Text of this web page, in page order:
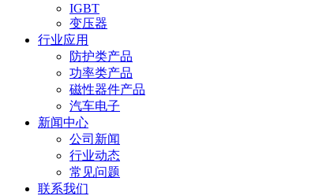
IGBT
变压器
行业应用
防护类产品
功率类产品
磁性器件产品
汽车电子
新闻中心
公司新闻
行业动态
常见问题
联系我们